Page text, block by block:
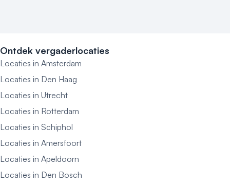
Ontdek vergaderlocaties
Locaties in Amsterdam
Locaties in Den Haag
Locaties in Utrecht
Locaties in Rotterdam
Locaties in Schiphol
Locaties in Amersfoort
Locaties in Apeldoorn
Locaties in Den Bosch